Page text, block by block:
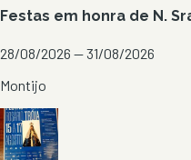
Festas em honra de N.
28/08/2026 — 31/08/2026
Montijo